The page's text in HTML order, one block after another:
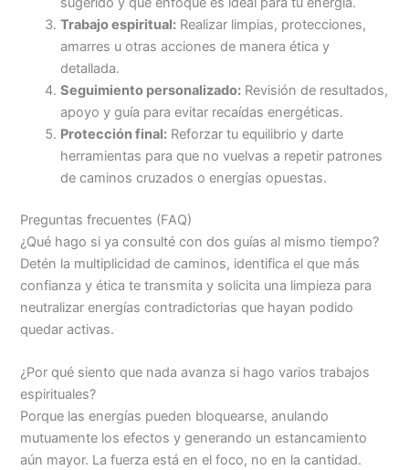
Trabajo espiritual: Realizar limpias, protecciones,
amarres u otras acciones de manera ética y
detallada.
Seguimiento personalizado: Revisión de resultados,
apoyo y guía para evitar recaídas energéticas.
Protección final: Reforzar tu equilibrio y darte
herramientas para que no vuelvas a repetir patrones
de caminos cruzados o energías opuestas.
Preguntas frecuentes (FAQ)
¿Qué hago si ya consulté con dos guías al mismo tiempo?
Detén la multiplicidad de caminos, identifica el que más
confianza y ética te transmita y solicita una limpieza para
neutralizar energías contradictorias que hayan podido
quedar activas.
¿Por qué siento que nada avanza si hago varios trabajos
espirituales?
Porque las energías pueden bloquearse, anulando
mutuamente los efectos y generando un estancamiento
aún mayor. La fuerza está en el foco, no en la cantidad.